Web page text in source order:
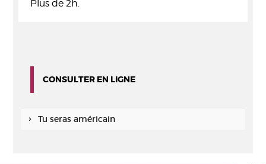
Plus de 2h.
CONSULTER EN LIGNE
Tu seras américain